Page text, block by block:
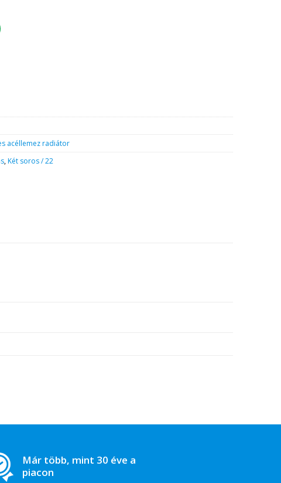
acéllemez radiátor
,Két soros / 22
Már több, mint 30 éve a
piacon